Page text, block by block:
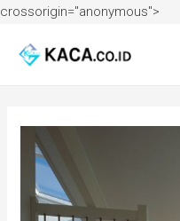
crossorigin="anonymous">